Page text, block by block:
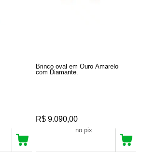
Brinco oval em Ouro Amarelo
com Diamante.
R$ 9.090,00
no pix